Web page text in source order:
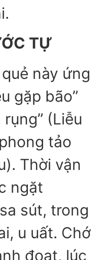
TỰ
này ứng
gặp bão”
(Liễu
tảo
Thời vận
ngặt
sút, trong
u uất. Chớ
đoạt, lúc